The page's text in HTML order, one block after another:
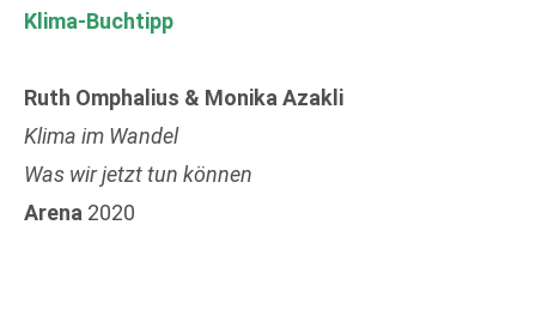
Klima-Buchtipp
Ruth Omphalius & Monika Azakli
Klima im Wandel
Was wir jetzt tun können
Arena 2020